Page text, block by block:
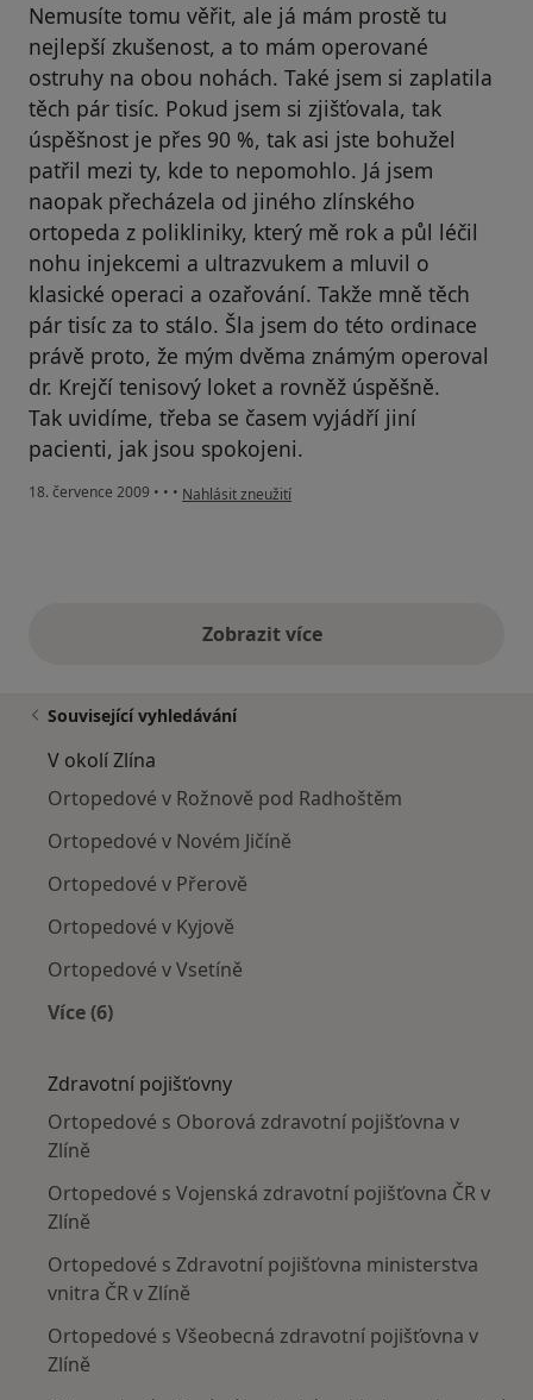
Nemusíte tomu věřit, ale já mám prostě tu
nejlepší zkušenost, a to mám operované
ostruhy na obou nohách. Také jsem si zaplatila
těch pár tisíc. Pokud jsem si zjišťovala, tak
úspěšnost je přes 90 %, tak asi jste bohužel
patřil mezi ty, kde to nepomohlo. Já jsem
naopak přecházela od jiného zlínského
ortopeda z polikliniky, který mě rok a půl léčil
nohu injekcemi a ultrazvukem a mluvil o
klasické operaci a ozařování. Takže mně těch
pár tisíc za to stálo. Šla jsem do této ordinace
právě proto, že mým dvěma známým operoval
dr. Krejčí tenisový loket a rovněž úspěšně.
Tak uvidíme, třeba se časem vyjádří jiní
pacienti, jak jsou spokojeni.
18. července 2009 • • • podle názoru uživatele LD
Nahlásit zneužití
Zobrazit vícevýše uvedené názory
Související vyhledávání
V okolí Zlína
Ortopedové v Rožnově pod Radhoštěm
Ortopedové v Novém Jičíně
Ortopedové v Přerově
Ortopedové v Kyjově
Ortopedové v Vsetíně
Více (6)
Zdravotní pojišťovny
Ortopedové s Oborová zdravotní pojišťovna v
Zlíně
Ortopedové s Vojenská zdravotní pojišťovna ČR v
Zlíně
Ortopedové s Zdravotní pojišťovna ministerstva
vnitra ČR v Zlíně
Ortopedové s Všeobecná zdravotní pojišťovna v
Zlíně